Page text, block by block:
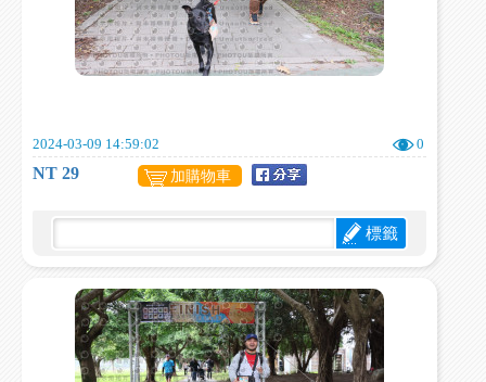
2024-03-09 14:59:02 0
NT 29 加購物車
標籤